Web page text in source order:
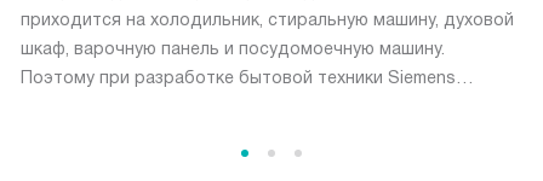
приходится на холодильник, стиральную машину, духовой
шкаф, варочную панель и посудомоечную машину.
Поэтому при разработке бытовой техники Siemens